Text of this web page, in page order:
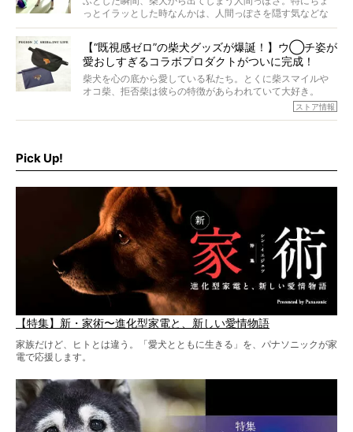
ら食が細かったため、何でも食べさせてきたということで
っとイラッとした時なんかは、人間っぽさを隠す気などな
いように見えます。もしかして本当の本当は、中身は人間
【“既視感ゼロ”の柴犬グッズが爆誕！】ウ◯チ姿が
愛おしすぎるコラボプロダクトがついに完成！
柴犬を心の底から愛している私たち。とくに柴スマイルや
オコ柴、拒否柴は彼らの特徴があらわれていて大好き。
でもちょっと待て…もうひとつ、忘れてはならない愛おしい
ストア情報
Pick Up!
【特集】新・家術〜進化型家電と、新しい愛情物語
家族だけど、ヒトとは違う。「愛犬とともに生きる」を、パナソニックが家
電で応援します。